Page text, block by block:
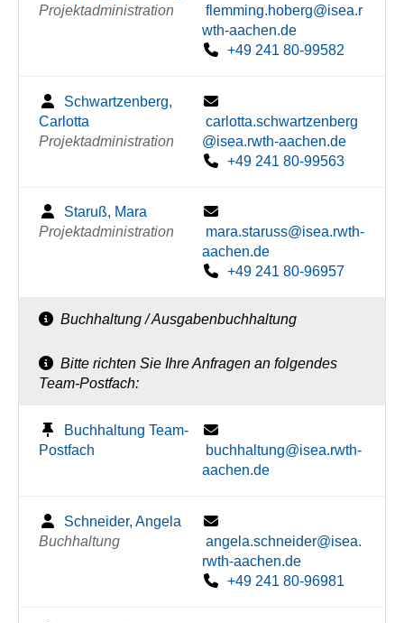
Projektadministration
flemming.hoberg@isea.r
wth-aachen.de
+49 241 80-99582
Schwartzenberg,
Carlotta
Projektadministration
carlotta.schwartzenberg
@isea.rwth-aachen.de
+49 241 80-99563
Staruß, Mara
Projektadministration
mara.staruss@isea.rwth-
aachen.de
+49 241 80-96957
Buchhaltung / Ausgabenbuchhaltung
Bitte richten Sie Ihre Anfragen an folgendes
Team-Postfach:
Buchhaltung Team-
Postfach
buchhaltung@isea.rwth-
aachen.de
Schneider, Angela
Buchhaltung
angela.schneider@isea.
rwth-aachen.de
+49 241 80-96981